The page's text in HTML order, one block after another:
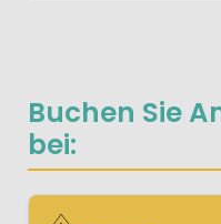
Buchen Sie
bei: